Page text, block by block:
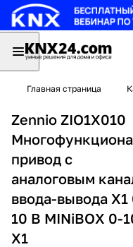
Главная страница
Zennio ZIO1X010
привод с
аналоговым
ввода-вывода X1
10 В MINiBOX 0-
X1